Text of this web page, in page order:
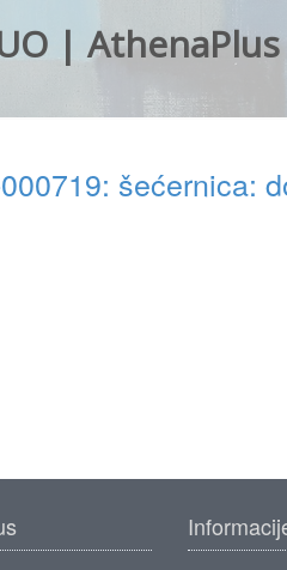
| AthenaPlus
šećernica: